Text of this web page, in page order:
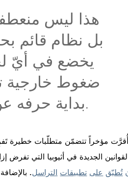
هذا ليس
بل نظام قائم
يخضع في أيّ
ضغوط خارجية
بداية حرفه عن مساره.
أُقرَّت مؤخراً تتضمّن متطلّبات خطيرة
الجديدة في أثيوبيا التي تفرض
تطبق على تطبيقات التراسل.